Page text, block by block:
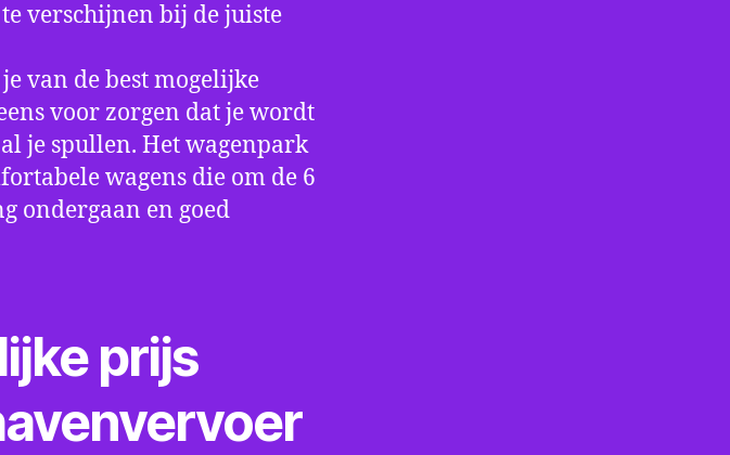
verschijnen bij de juiste
van de best mogelijke
voor zorgen dat je wordt
je spullen. Het wagenpark
wagens die om de 6
ondergaan en goed
prijs